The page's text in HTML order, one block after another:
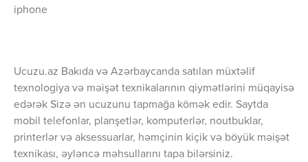
iphone
Ucuzu.az Bakıda və Azərbaycanda satılan müxtəlif
texnologiya və məişət texnikalarının qiymətlərini müqayisə
edərək Sizə ən ucuzunu tapmağa kömək edir. Saytda
mobil telefonlar, planşetlər, komputerlər, noutbuklar,
printerlər və aksessuarlar, həmçinin kiçik və böyük məişət
texnikası, əyləncə məhsullarını tapa bilərsiniz.